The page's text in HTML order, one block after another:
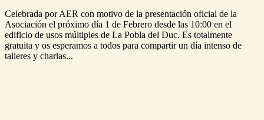
Celebrada por AER con motivo de la presentación oficial de la
Asociación el próximo día 1 de Febrero desde las 10:00 en el
edificio de usos múltiples de La Pobla del Duc. Es totalmente
gratuita y os esperamos a todos para compartir un día intenso de
talleres y charlas...